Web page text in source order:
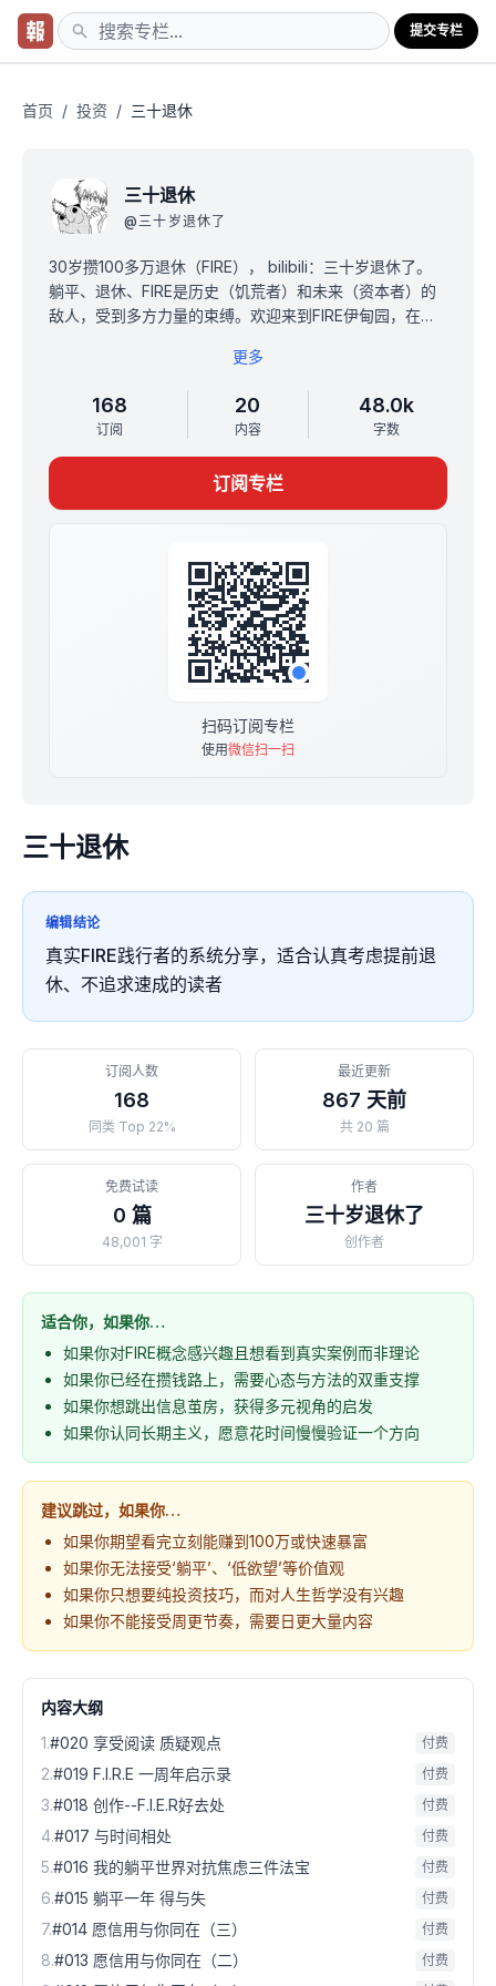
提交专栏
首页 / 投资 / 三十退休
三十退休
@三十岁退休了
30岁攒100多万退休（FIRE）， bilibili：三十岁退休了。
躺平、退休、FIRE是历史（饥荒者）和未来（资本者）的
敌人，受到多方力量的束缚。欢迎来到FIRE伊甸园，在这
专栏内容大致是分3个部分。
1.是FIRE的相关的专业内容。
2.是FIRE人物的故事分享，先分享自己的，之后分享躺友
3.是一些突破信息茧房的各种信息的搜罗。
计划周更，这是一个长期主义的事情，会更到老年痴呆。
我的微信ID：mikaacatjob
更多
168
订阅
20
内容
48.0k
字数
订阅专栏
扫码订阅专栏
使用微信扫一扫
三十退休
编辑结论
真实FIRE践行者的系统分享，适合认真考虑提前退
休、不追求速成的读者
订阅人数
168
同类 Top 22%
最近更新
867 天前
共 20 篇
免费试读
0 篇
48,001 字
作者
三十岁退休了
创作者
适合你，如果你…
如果你对FIRE概念感兴趣且想看到真实案例而非理论
如果你已经在攒钱路上，需要心态与方法的双重支撑
如果你想跳出信息茧房，获得多元视角的启发
如果你认同长期主义，愿意花时间慢慢验证一个方向
建议跳过，如果你…
如果你期望看完立刻能赚到100万或快速暴富
如果你无法接受‘躺平’、‘低欲望’等价值观
如果你只想要纯投资技巧，而对人生哲学没有兴趣
如果你不能接受周更节奏，需要日更大量内容
内容大纲
1.#020 享受阅读 质疑观点 付费
2.#019 F.I.R.E 一周年启示录 付费
3.#018 创作--F.I.E.R好去处 付费
4.#017 与时间相处 付费
5.#016 我的躺平世界对抗焦虑三件法宝 付费
6.#015 躺平一年 得与失 付费
7.#014 愿信用与你同在（三） 付费
8.#013 愿信用与你同在（二） 付费